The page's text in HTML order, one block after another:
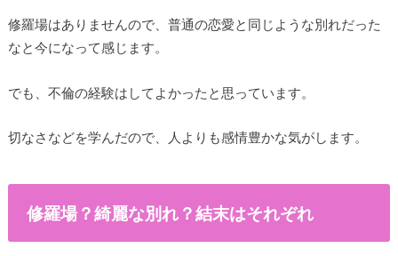
修羅場はありませんので、普通の恋愛と同じような別れだった
なと今になって感じます。
でも、不倫の経験はしてよかったと思っています。
切なさなどを学んだので、人よりも感情豊かな気がします。
修羅場？綺麗な別れ？結末はそれぞれ